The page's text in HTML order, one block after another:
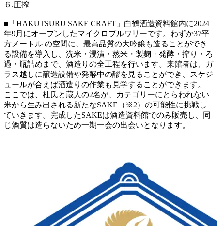
６.圧搾
■「HAKUTSURU SAKE CRAFT」白鶴酒造資料館内に2024
年9月にオープンしたマイクロブルワリーです。わずか37平
方メートル の空間に、最高品質の大吟醸も造ることができ
る設備を導入し、洗米・浸漬・蒸米・製麹・発酵・搾り・ろ
過・瓶詰めまで、酒造りの全工程を行います。来館者は、ガ
ラス越しに醸造設備や発酵中の醪を見ることができ、スケジ
ュールが合えば酒造りの作業も見学することができます。
ここでは、杜氏と蔵人の2名が、カテゴリーにとらわれない
米から生み出される新たなSAKE（※2）の可能性に挑戦し
ていきます。完成したSAKEは酒造資料館でのみ販売し、同
じ酒質は造らないため一期一会の出会いとなります。